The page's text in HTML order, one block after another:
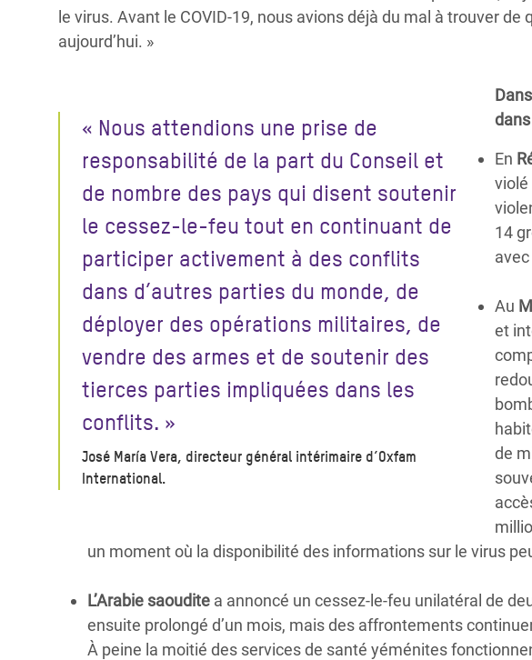
le virus. Avant le COVID-19, nous avions déjà du mal à trouver
aujourd’hui. »
« Nous attendions une prise de
responsabilité de la part du Conseil et
de nombre des pays qui disent soutenir
le cessez-le-feu tout en continuant de
participer activement à des conflits
dans d’autres parties du monde, de
déployer des opérations militaires, de
vendre des armes et de soutenir des
tierces parties impliquées dans les
conflits. »
José María Vera, directeur général intérimaire d’Oxfam
International.
En
violé
14
Au
et
de
un moment où la disponibilité des informations sur le virus
L’Arabie saoudite a annoncé un cessez-le-feu unilatéral de
ensuite prolongé d’un mois, mais des affrontements
À peine la moitié des services de santé yéménites